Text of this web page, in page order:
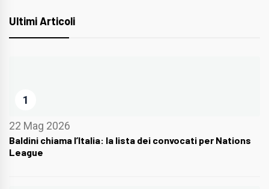
Ultimi Articoli
1
22 Mag 2026
Baldini chiama l’Italia: la lista dei convocati per Nations
League